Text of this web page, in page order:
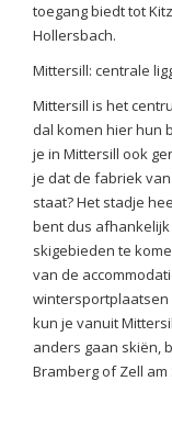
toegang biedt tot
Hollersbach.
Mittersill: centrale
Mittersill is het
dal komen hier hun
je in Mittersill ook
je dat de fabriek
staat? Het stadje
bent dus
skigebieden te
van de
wintersportplaatsen
kun je vanuit
anders gaan skiën,
Bramberg of Zell am